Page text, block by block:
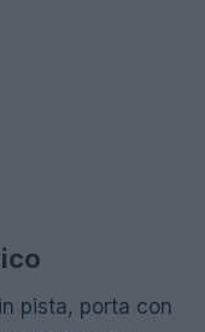
pista, porta con